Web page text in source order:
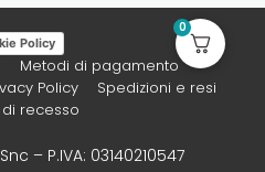
Policy
Metodi di pagamento
Policy
Spedizioni e resi
recesso
– P.IVA: 03140210547
0